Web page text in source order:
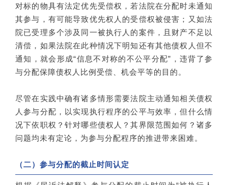
对标的物具有法定优先受偿权，若法院在分配时未通知
其参与，有可能导致优先权人的受偿权被侵害；又如法
院已受理多个涉及同一被执行人的案件，且财产不足以
清偿，如果法院在此种情况下明知还有其他债权人但不
通知，就会形成“信息不对称的不公平分配”，违背了参
与分配保障债权人比例受偿、机会平等的目的。
尽管在实践中确有诸多情形需要法院主动通知相关债权
人参与分配，以实现执行程序的公平与效率，但什么情
况下依职权？针对哪些债权人？其界限范围如何？诸多
问题均未有定论，为参与分配程序的推进带来困难。
（二）参与分配的截止时间认定